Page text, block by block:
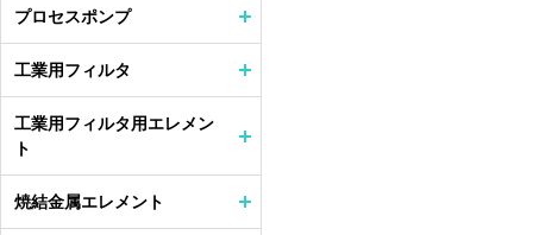
プロセスポンプ
工業用フィルタ
工業用フィルタ用エレメン
ト
焼結金属エレメント